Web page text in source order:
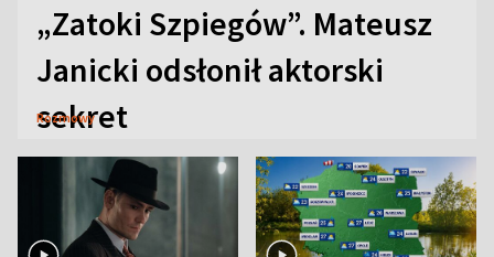
„Zatoki Szpiegów”. Mateusz
Janicki odsłonił aktorski
sekret
Rozmowy